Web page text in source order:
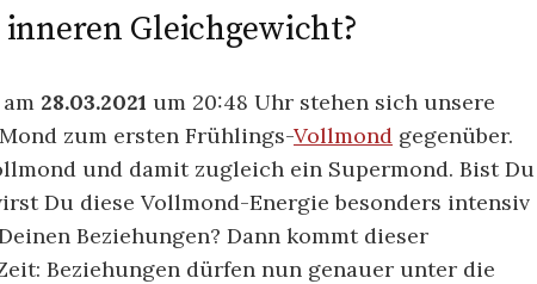
Gleichgewicht?
28.03.2021 um 20:48 Uhr stehen sich unsere
zum ersten Frühlings-Vollmond gegenüber.
und damit zugleich ein Supermond. Bist Du
Du diese Vollmond-Energie besonders intensiv
Beziehungen? Dann kommt dieser
Beziehungen dürfen nun genauer unter die